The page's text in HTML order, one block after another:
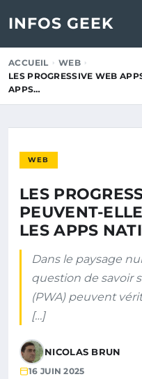
INFOS GEEK
ACCUEIL
WEB
LES PROGRESSIVE WEB
APPS…
WEB
LES
PEUVENT-
LES APPS
Dans le paysage
question de savoir
(PWA) peuvent
[…]
NICOLAS BRUN
16 JUIN 2025